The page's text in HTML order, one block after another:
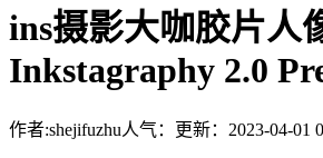
ins摄影大咖胶片人
Inkstagraphy 2.0
作者:shejifuzhu人气： 更新：2023-04-01